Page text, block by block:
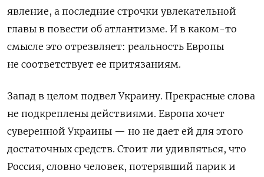
явление, а последние строчки увлекательной
главы в повести об атлантизме. И в каком-то
смысле это отрезвляет: реальность Европы
не соответствует ее притязаниям.
Запад в целом подвел Украину. Прекрасные слова
не подкреплены действиями. Европа хочет
суверенной Украины — но не дает ей для этого
достаточных средств. Стоит ли удивляться, что
Россия, словно человек, потерявший парик и